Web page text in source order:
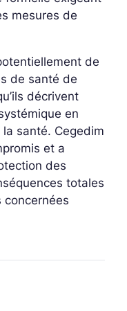
mesures de
de
de santé de
décrivent
en
santé. Cegedim
et a
des
totales
concernées